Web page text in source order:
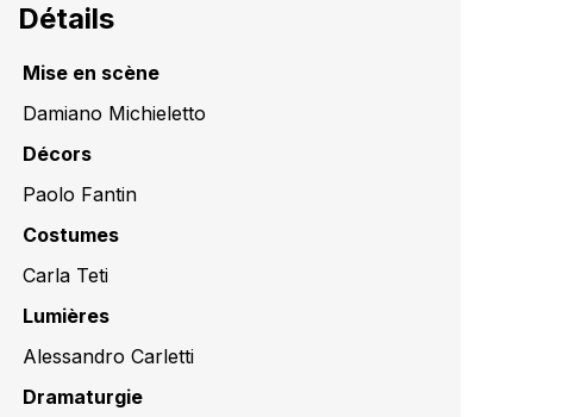
Détails
Mise en scène
Damiano Michieletto
Décors
Paolo Fantin
Costumes
Carla Teti
Lumières
Alessandro Carletti
Dramaturgie